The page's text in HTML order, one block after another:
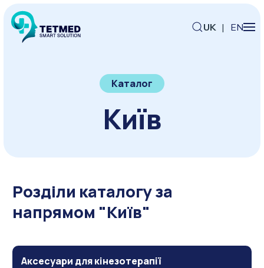
UK | EN
Каталог
Київ
Розділи каталогу за
напрямом "Київ"
Аксесуари для кінезотерапії